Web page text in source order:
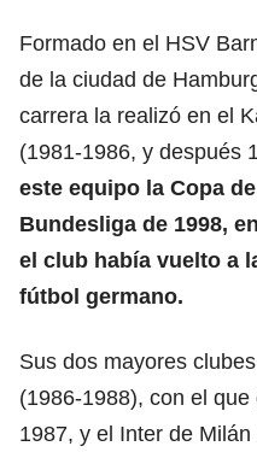
Formado en el HSV
de la ciudad de
carrera la realizó en el
(1981-1986, y después
este equipo la Copa
Bundesliga de 1998,
el club había vuelto a
fútbol germano.
Sus dos mayores
(1986-1988), con el
1987, y el Inter de